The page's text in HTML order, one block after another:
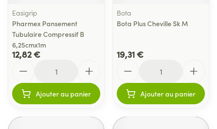
Easigrip
Pharmex Pansement
Tubulaire Compressif B
6,25cmx1m
12,82 €
Ajouter au panier
Bota
Bota Plus Cheville Sk M
19,31 €
Ajouter au panier